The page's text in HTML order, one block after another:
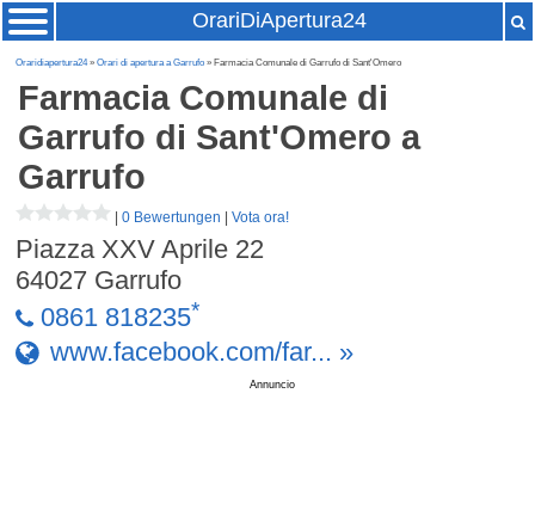
OrariDiApertura24
Oraridiapertura24»Orari di apertura a Garrufo » Farmacia Comunale di Garrufo di Sant'Omero
Farmacia Comunale di
Garrufo di Sant'Omero a
Garrufo
|0 Bewertungen |Vota ora!
Piazza XXV Aprile 22
64027 Garrufo
0861 818235*
www.facebook.com/far... »
Annuncio